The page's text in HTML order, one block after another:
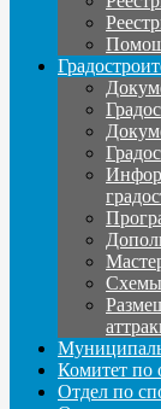
Схемы
Комитет по
Отдел по